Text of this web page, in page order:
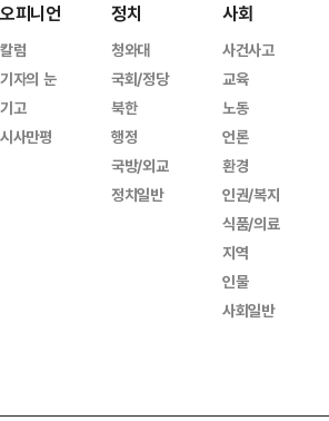
오피니언
칼럼
기자의 눈
기고
시사만평
정치
청와대
국회/정당
북한
행정
국방/외교
정치일반
사회
사건사고
교육
노동
언론
환경
인권/복지
식품/의료
지역
인물
사회일반